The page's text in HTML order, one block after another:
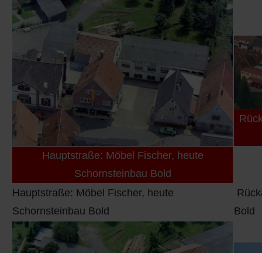
Hauptstraße: Möbel Fischer, heute
Schornsteinbau Bold
Hauptstraße: Möbel Fischer, heute
Schornsteinbau Bold
Bold